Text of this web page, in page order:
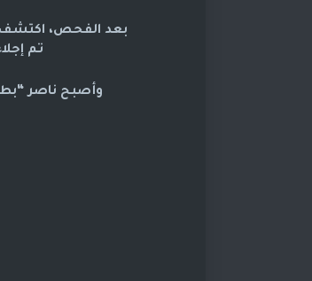
بعد الفحص، اكتشف
تم
وأصبح ناصر